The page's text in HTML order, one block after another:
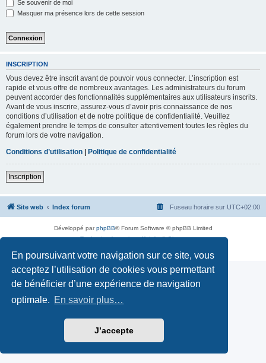
En poursuivant votre navigation sur ce site, vous
acceptez l’utilisation de cookies vous permettant
de bénéficier d’une expérience de navigation
optimale. En savoir plus…
J’accepte
Se souvenir de moi
Masquer ma présence lors de cette session
INSCRIPTION
Vous devez être inscrit avant de pouvoir vous connecter. L’inscription est
rapide et vous offre de nombreux avantages. Les administrateurs du forum
peuvent accorder des fonctionnalités supplémentaires aux utilisateurs inscrits.
Avant de vous inscrire, assurez-vous d’avoir pris connaissance de nos
conditions d’utilisation et de notre politique de confidentialité. Veuillez
également prendre le temps de consulter attentivement toutes les règles du
forum lors de votre navigation.
Conditions d’utilisation | Politique de confidentialité
Inscription
Site web Index forum Fuseau horaire sur UTC+02:00
Développé parphpBB® Forum Software © phpBB Limited
Traduction française officielle©Qiaeru